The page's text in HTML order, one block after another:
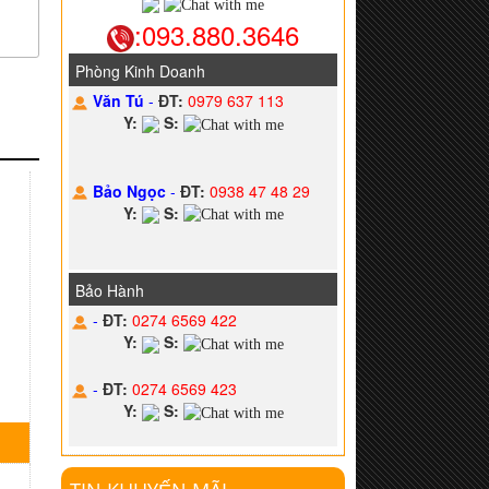
:093.880.3646
Phòng Kinh Doanh
Văn Tú-ĐT: 0979 637 113
Y:
S:
Bảo Ngọc-ĐT: 0938 47 48 29
Y:
S:
Bảo Hành
-ĐT: 0274 6569 422
Y:
S:
-ĐT: 0274 6569 423
Y:
S: